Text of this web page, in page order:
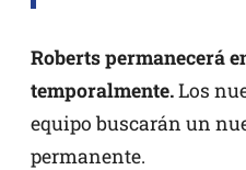
Roberts permanecerá
temporalmente.Los
equipo buscarán un
permanente.